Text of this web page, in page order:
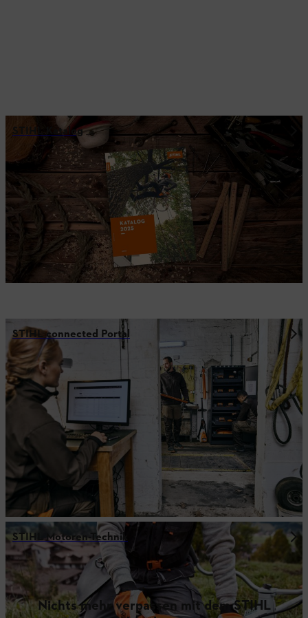
STIHL Katalog
STIHL connected Portal
STIHL Motoren-Technik
Nichts mehr verpassen mit dem STIHL